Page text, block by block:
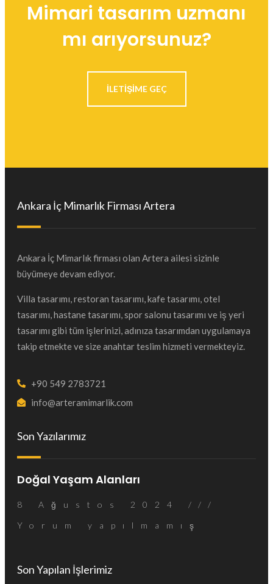
Mimari tasarım uzmanı
mı arıyorsunuz?
ILETIŞIME GEÇ
Ankara İç Mimarlık Firması Artera
Ankara İç Mimarlık firması olan Artera ailesi sizinle
büyümeye devam ediyor.
Villa tasarımı, restoran tasarımı, kafe tasarımı, otel
tasarımı, hastane tasarımı, spor salonu tasarımı ve iş yeri
tasarımı gibi tüm işlerinizi, adınıza tasarımdan uygulamaya
takip etmekte ve size anahtar teslim hizmeti vermekteyiz.
+90 549 2783721
info@arteramimarlik.com
Son Yazılarımız
Doğal Yaşam Alanları
8 Ağustos 2024
Yorum yapılmamış
Son Yapılan İşlerimiz